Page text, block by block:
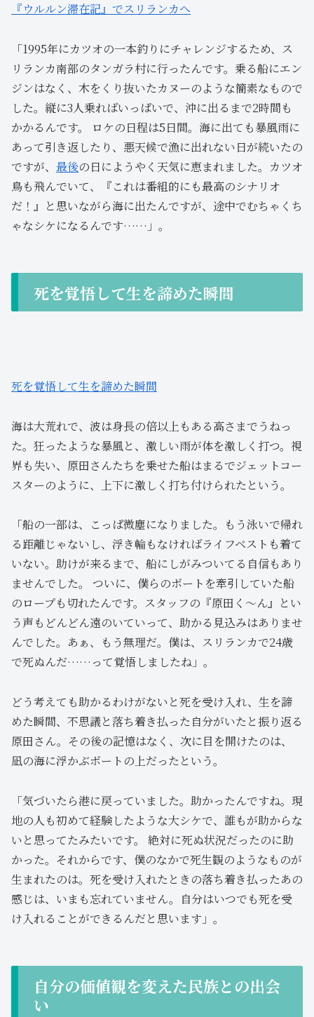
『ウルルン滞在記』でスリランカへ
「1995年にカツオの一本釣りにチャレンジするため、ス
リランカ南部のタンガラ村に行ったんです。乗る船にエン
ジンはなく、木をくり抜いたカヌーのような簡素なもので
した。縦に3人乗ればいっぱいで、沖に出るまで2時間も
かかるんです。 ロケの日程は5日間。海に出ても暴風雨に
あって引き返したり、悪天候で漁に出れない日が続いたの
ですが、 最後の日にようやく天気に恵まれました。カツオ
鳥も飛んでいて、『これは番組的にも最高のシナリオ
だ！』と思いながら海に出たんですが、途中でむちゃくち
ゃなシケになるんです……」。
死を覚悟して生を諦めた瞬間
死を覚悟して生を諦めた瞬間
海は大荒れで、波は身長の倍以上もある高さまでうねっ
た。狂ったような暴風と、激しい雨が体を激しく打つ。視
界も失い、原田さんたちを乗せた船はまるでジェットコー
スターのように、上下に激しく打ち付けられたという。
「船の一部は、こっぱ微塵になりました。もう泳いで帰れ
る距離じゃないし、浮き輪もなければライフベストも着て
いない。助けが来るまで、船にしがみついてる自信もあり
ませんでした。 ついに、僕らのボートを牽引していた船
のロープも切れたんです。スタッフの『原田く～ん』とい
う声もどんどん遠のいていって、助かる見込みはありませ
んでした。あぁ、もう無理だ。僕は、スリランカで24歳
で死ぬんだ……って覚悟しましたね」。
どう考えても助かるわけがないと死を受け入れ、生を諦
めた瞬間、不思議と落ち着き払った自分がいたと振り返る
原田さん。その後の記憶はなく、次に目を開けたのは、
凪の海に浮かぶボートの上だったという。
「気づいたら港に戻っていました。助かったんですね。現
地の人も初めて経験したような大シケで、誰もが助からな
いと思ってたみたいです。 絶対に死ぬ状況だったのに助
かった。それからです、僕のなかで死生観のようなものが
生まれたのは。死を受け入れたときの落ち着き払ったあの
感じは、いまも忘れていません。自分はいつでも死を受
け入れることができるんだと思います」。
自分の価値観を変えた民族との出会
い